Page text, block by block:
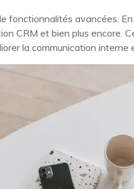
fonctionnalités avancées.
CRM et bien plus
la communication interne